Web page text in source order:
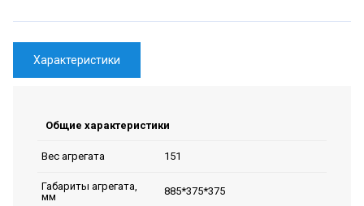
Характеристики
Общие характеристики
Вес агрегата 151
Габариты агрегата,
мм
885*375*375